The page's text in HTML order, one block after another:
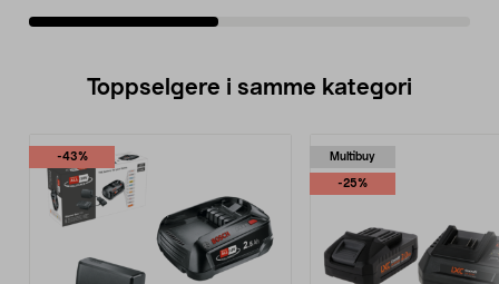
Toppselgere i samme kategori
-43% Multibuy
-25%